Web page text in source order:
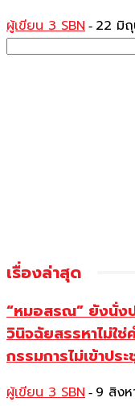
ผู้เขียน 3 SBN - 22 มิ
เรื่องล่าสุด
“หมอสรณ” ยังนั่ง
วินิจฉัยสรรหาไม่ใ
กรรมการไม่เข้าป
ผู้เขียน 3 SBN - 9 สิง